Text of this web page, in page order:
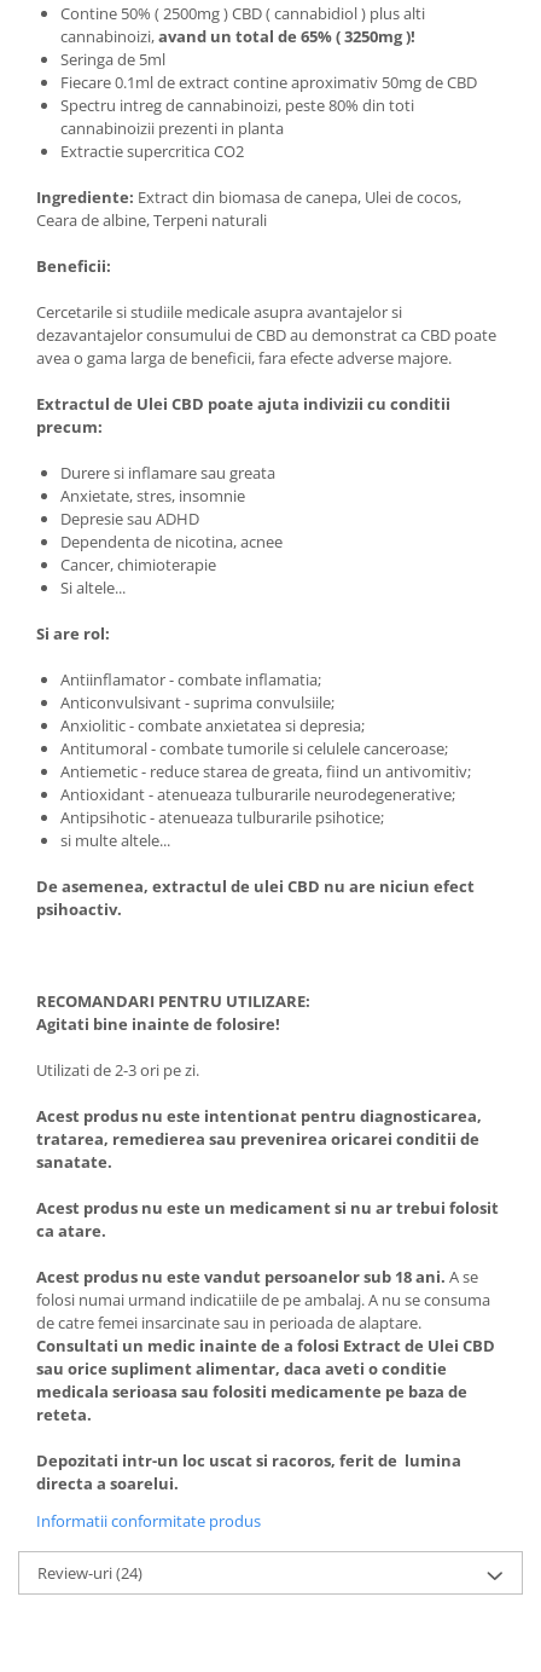
Contine 50% ( 2500mg ) CBD ( cannabidiol ) plus alti
cannabinoizi,avand un total de 65% ( 3250mg )!
Seringa de 5ml
Fiecare 0.1ml de extract contine aproximativ 50mg de CBD
Spectru intreg de cannabinoizi, peste 80% din toti
cannabinoizii prezenti in planta
Extractie supercritica CO2
Ingrediente: Extract din biomasa de canepa, Ulei de cocos,
Ceara de albine, Terpeni naturali
Beneficii:
Cercetarile si studiile medicale asupra avantajelor si
dezavantajelor consumului de CBD au demonstrat ca CBD poate
avea o gama larga de beneficii, fara efecte adverse majore.
Extractul de Ulei CBD poate ajuta indivizii cu conditii
precum:
Durere si inflamare sau greata
Anxietate, stres, insomnie
Depresie sau ADHD
Dependenta de nicotina, acnee
Cancer, chimioterapie
Si altele...
Si are rol:
Antiinflamator - combate inflamatia;
Anticonvulsivant - suprima convulsiile;
Anxiolitic - combate anxietatea si depresia;
Antitumoral - combate tumorile si celulele canceroase;
Antiemetic - reduce starea de greata, fiind un antivomitiv;
Antioxidant - atenueaza tulburarile neurodegenerative;
Antipsihotic - atenueaza tulburarile psihotice;
si multe altele...
De asemenea, extractul de ulei CBD nu are niciun efect
psihoactiv.
RECOMANDARI PENTRU UTILIZARE:
Agitati bine inainte de folosire!
Utilizati de 2-3 ori pe zi.
Acest produs nu este intentionat pentru diagnosticarea,
tratarea, remedierea sau prevenirea oricarei conditii de
sanatate.
Acest produs nu este un medicament si nu ar trebui folosit
ca atare.
Acest produs nu este vandut persoanelor sub 18 ani. A se
folosi numai urmand indicatiile de pe ambalaj. A nu se consuma
de catre femei insarcinate sau in perioada de alaptare.
Consultati un medic inainte de a folosi Extract de Ulei CBD
sau orice supliment alimentar, daca aveti o conditie
medicala serioasa sau folositi medicamente pe baza de
reteta.
Depozitati intr-un loc uscat si racoros, ferit de lumina
directa a soarelui.
Informatii conformitate produs
Review-uri(24)